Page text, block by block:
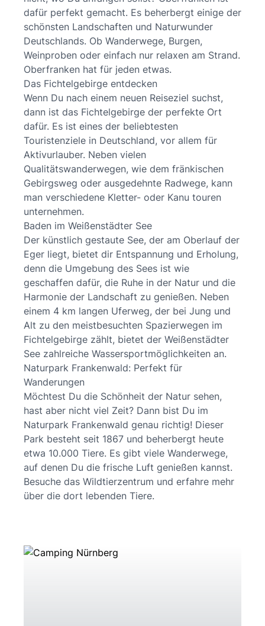
dafür perfekt gemacht. Es beherbergt einige der
schönsten Landschaften und Naturwunder
Deutschlands. Ob Wanderwege, Burgen,
Weinproben oder einfach nur relaxen am Strand.
Oberfranken hat für jeden etwas.
Das Fichtelgebirge entdecken
Wenn Du nach einem neuen Reiseziel suchst,
dann ist das Fichtelgebirge der perfekte Ort
dafür. Es ist eines der beliebtesten
Touristenziele in Deutschland, vor allem für
Aktivurlauber. Neben vielen
Qualitätswanderwegen, wie dem fränkischen
Gebirgsweg oder ausgedehnte Radwege, kann
man verschiedene Kletter- oder Kanu touren
unternehmen.
Baden im Weißenstädter See
Der künstlich gestaute See, der am Oberlauf der
Eger liegt, bietet dir Entspannung und Erholung,
denn die Umgebung des Sees ist wie
geschaffen dafür, die Ruhe in der Natur und die
Harmonie der Landschaft zu genießen. Neben
einem 4 km langen Uferweg, der bei Jung und
Alt zu den meistbesuchten Spazierwegen im
Fichtelgebirge zählt, bietet der Weißenstädter
See zahlreiche Wassersportmöglichkeiten an.
Naturpark Frankenwald: Perfekt für
Wanderungen
Möchtest Du die Schönheit der Natur sehen,
hast aber nicht viel Zeit? Dann bist Du im
Naturpark Frankenwald genau richtig! Dieser
Park besteht seit 1867 und beherbergt heute
etwa 10.000 Tiere. Es gibt viele Wanderwege,
auf denen Du die frische Luft genießen kannst.
Besuche das Wildtierzentrum und erfahre mehr
über die dort lebenden Tiere.